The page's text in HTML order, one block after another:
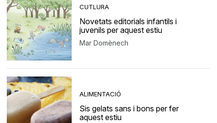
CUTLURA
Novetats editorials infantils i
juvenils per aquest estiu
Mar Domènech
ALIMENTACIÓ
Sis gelats sans i bons per fer
aquest estiu